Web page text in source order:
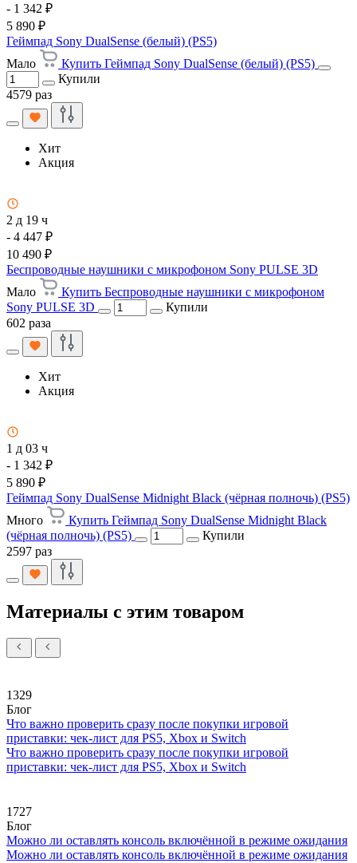
- 1 342 ₽
5 890 ₽
Геймпад Sony DualSense (белый) (PS5)
Мало
Купить Геймпад Sony DualSense (белый) (PS5)
Купили
4579 раз
Хит
Акция
2 д 19 ч
- 4 447 ₽
10 490 ₽
Беспроводные наушники с микрофоном Sony PULSE 3D
Мало
Купить Беспроводные наушники с микрофоном
Sony PULSE 3D
Купили
602 раза
Хит
Акция
1 д 03 ч
- 1 342 ₽
5 890 ₽
Геймпад Sony DualSense Midnight Black (чёрная полночь) (PS5)
Много
Купить Геймпад Sony DualSense Midnight Black
(чёрная полночь) (PS5)
Купили
2597 раз
Материалы с этим товаром
1329
Блог
Что важно проверить сразу после покупки игровой
приставки: чек-лист для PS5, Xbox и Switch
Что важно проверить сразу после покупки игровой
приставки: чек-лист для PS5, Xbox и Switch
1727
Блог
Можно ли оставлять консоль включённой в режиме ожидания
Можно ли оставлять консоль включённой в режиме ожидания